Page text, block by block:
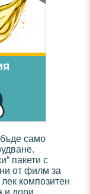
само
пакети с
от филм за
композитен